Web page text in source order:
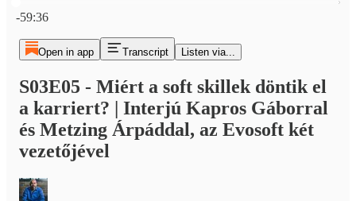
-59:36
Open in app Transcript Listen via...
S03E05 - Miért a soft skillek döntik el
a karriert? | Interjú Kapros Gáborral
és Metzing Árpáddal, az Evosoft két
vezetőjével